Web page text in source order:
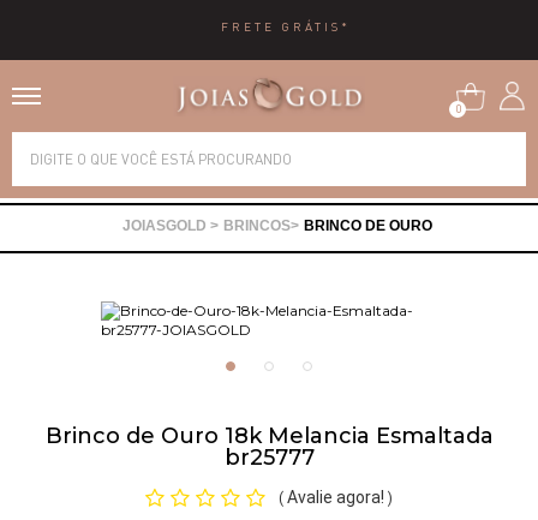
0
BRINCOS BRINCO DE OURO
Brinco de Ouro 18k Melancia Esmaltada
br25777
( Avalie agora! )
Alianças
Brincos